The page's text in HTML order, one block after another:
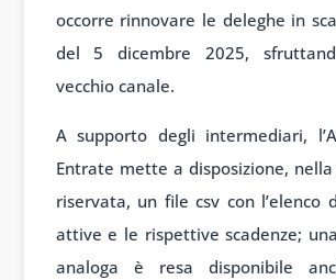
occorre rinnovare le deleghe in
del 5 dicembre 2025,
vecchio canale.
A supporto degli intermediari,
Entrate mette a disposizione,
riservata, un file csv con l’elenco
attive e le rispettive scadenze;
analoga è resa disponibile